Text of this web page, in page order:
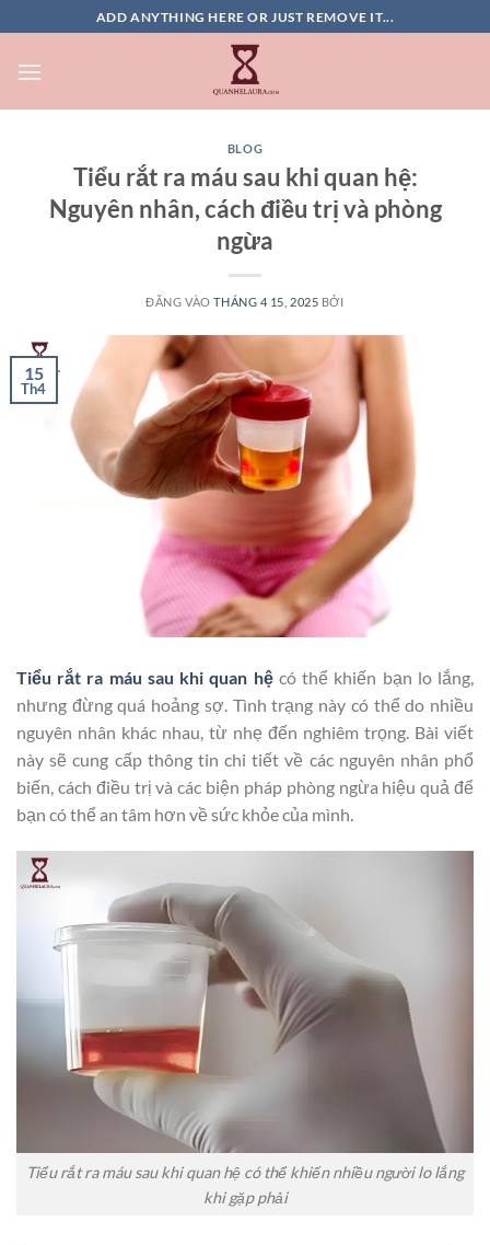
qua
nội
ADD ANYTHING HERE OR JUST REMOVE IT...
BLOG
Tiểu rắt ra máu sau khi quan hệ:
Nguyên nhân, cách điều trị và phòng
ngừa
ĐĂNG VÀOTHÁNG 4 15, 2025 BỞI
15
Th4
Tiểu rắt ra máu sau khi quan hệcó thể khiến bạn lo lắng,
nhưng đừng quá hoảng sợ. Tình trạng này có thể do nhiều
nguyên nhân khác nhau, từ nhẹ đến nghiêm trọng. Bài viết
này sẽ cung cấp thông tin chi tiết về các nguyên nhân phổ
biến, cách điều trị và các biện pháp phòng ngừa hiệu quả để
bạn có thể an tâm hơn về sức khỏe của mình.
Tiểu rắt ra máu sau khi quan hệ có thể khiến nhiều người lo lắng
khi gặp phải